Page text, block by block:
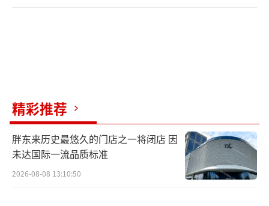
精彩推荐
胖东来历史最悠久的门店之一将闭店 因
未达国际一流品质标准
2026-08-08 13:10:50